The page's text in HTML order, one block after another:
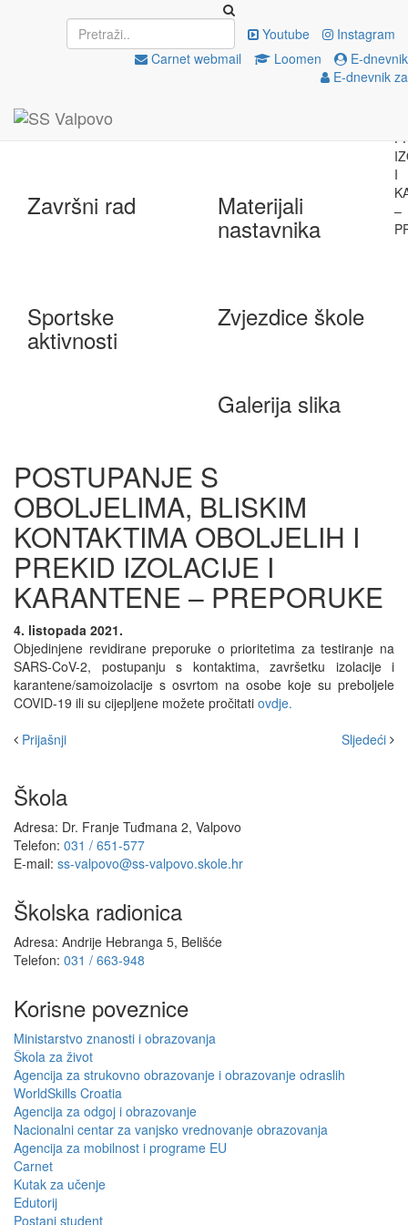
Youtube
Instagram
Carnet webmail
Loomen
E-
E-dnevnik
Upisi EU projekti
e-Škole
Završni rad Materijali
nastavnika
Sportske
aktivnosti
Zvjezdice škole
Galerija slika
POSTUPANJE S
OBOLJELIMA, BLISKIM
KONTAKTIMA OBOLJELIH I
PREKID IZOLACIJE I
KARANTENE – PREPORUKE
4. listopada 2021.
Objedinjene revidirane preporuke o prioritetima za testiranje na
SARS-CoV-2, postupanju s kontaktima, završetku izolacije i
karantene/samoizolacije s osvrtom na osobe koje su preboljele
COVID-19 ili su cijepljene možete pročitati ovdje.
Prijašnji
Sljedeći
Škola
Adresa: Dr. Franje Tuđmana 2, Valpovo
Telefon: 031 / 651-577
E-mail: ss-valpovo@ss-valpovo.skole.hr
Školska radionica
Adresa: Andrije Hebranga 5, Belišće
Telefon: 031 / 663-948
Korisne poveznice
Ministarstvo znanosti i obrazovanja
Škola za život
Agencija za strukovno obrazovanje i obrazovanje odraslih
WorldSkills Croatia
Agencija za odgoj i obrazovanje
Nacionalni centar za vanjsko vrednovanje obrazovanja
Agencija za mobilnost i programe EU
Carnet
Kutak za učenje
Edutorij
Postani student